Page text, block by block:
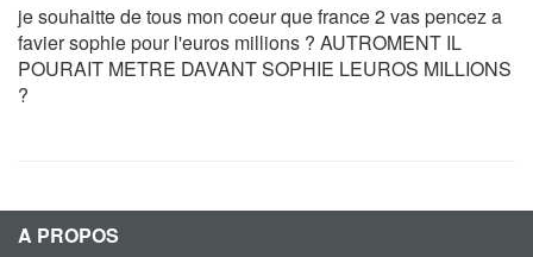
je souhaitte de tous mon coeur que france 2 vas pencez a
favier sophie pour l'euros millions ? AUTROMENT IL
POURAIT METRE DAVANT SOPHIE LEUROS MILLIONS
?
A PROPOS